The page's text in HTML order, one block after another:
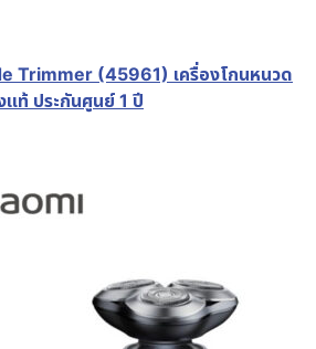
Trimmer (45961) เครื่องโกนหนวด
แท้ ประกันศูนย์ 1 ปี